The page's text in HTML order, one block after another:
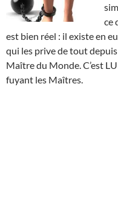
ce
est bien réel : il existe en
qui les prive de tout
Maître du Monde. C’est
fuyant les Maîtres.